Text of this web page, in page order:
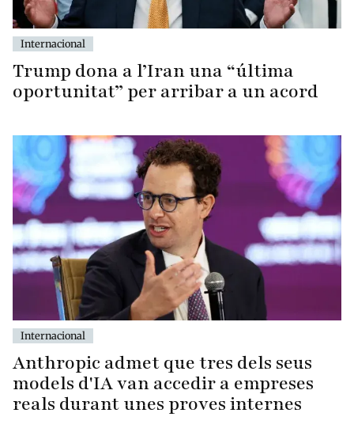
Internacional
Trump dona a l’Iran una “última
oportunitat” per arribar a un acord
Internacional
Anthropic admet que tres dels seus
models d'IA van accedir a empreses
reals durant unes proves internes